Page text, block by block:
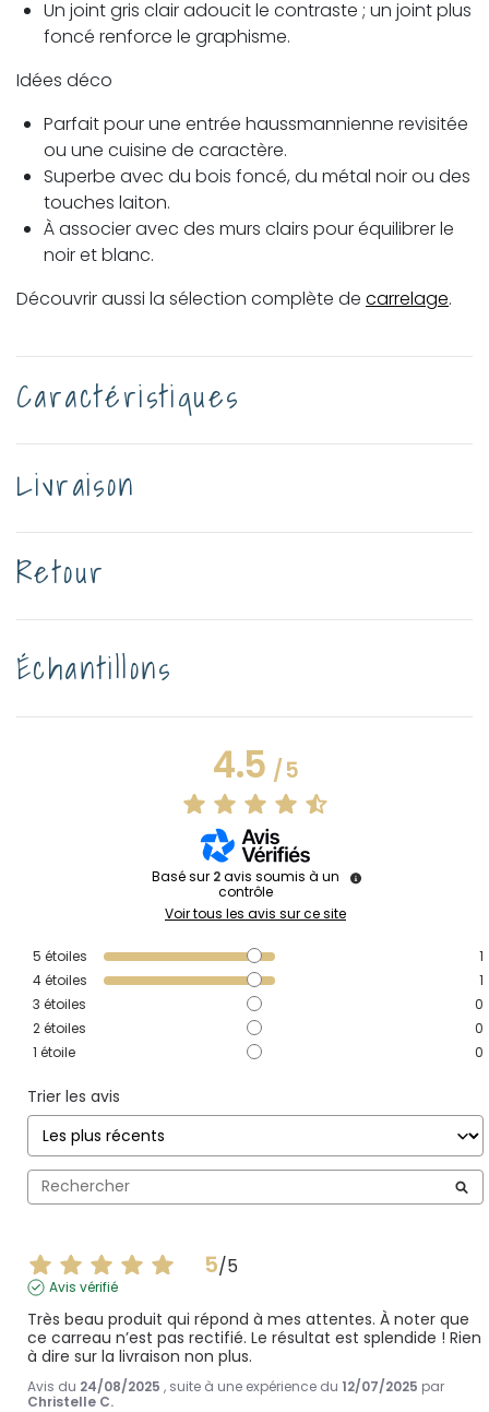
Un joint gris clair adoucit le contraste ; un joint plus
foncé renforce le graphisme.
Idées déco
Parfait pour une entrée haussmannienne revisitée
ou une cuisine de caractère.
Superbe avec du bois foncé, du métal noir ou des
touches laiton.
À associer avec des murs clairs pour équilibrer le
noir et blanc.
Découvrir aussi la sélection complète de carrelage.
Caractéristiques
Livraison
Retour
Échantillons
4.5/5
Basé sur 2avis soumis à un
contrôle
Voir tous les avis sur ce site
5 étoiles
1
4étoiles
1
3 étoiles
0
2étoiles
0
1 étoile 0
Trier les avis
5/5
Avis vérifié
Très beau produit qui répond à mes attentes. À noter que
ce carreau n’est pas rectifié. Le résultat est splendide ! Rien
à dire sur la livraison non plus.
Avis du 24/08/2025 , suite à une expérience du 12/07/2025 par
Christelle C.